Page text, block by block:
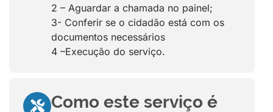
2 – Aguardar a chamada no painel;
3- Conferir se o cidadão está com os
documentos necessários
4 –Execução do serviço.
Como este serviço é